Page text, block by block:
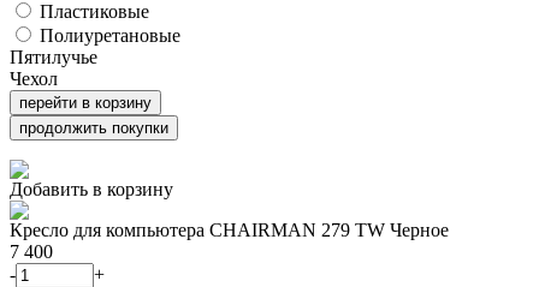
Пластиковые
Полиуретановые
Пятилучье
Чехол
перейти в корзину
продолжить покупки
Добавить в корзину
Кресло для компьютера CHAIRMAN 279 TW Черное
7 400
-
+